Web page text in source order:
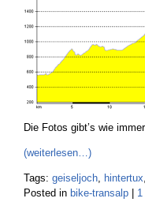
Die Fotos gibt’s wie
(weiterlesen…)
Tags: geiseljoch, hintertux,
Posted in bike-transalp